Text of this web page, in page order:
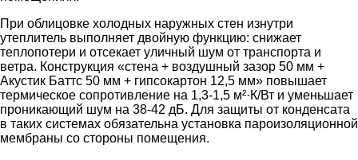
При облицовке холодных наружных стен изнутри
утеплитель выполняет двойную функцию: снижает
теплопотери и отсекает уличный шум от транспорта и
ветра. Конструкция «стена + воздушный зазор 50 мм +
Акустик Баттс 50 мм + гипсокартон 12,5 мм» повышает
термическое сопротивление на 1,3-1,5 м²·К/Вт и уменьшает
проникающий шум на 38-42 дБ. Для защиты от конденсата
в таких системах обязательна установка пароизоляционной
мембраны со стороны помещения.